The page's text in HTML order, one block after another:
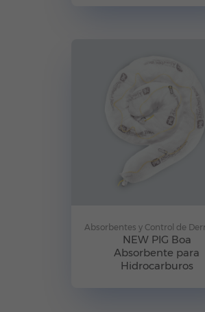
Absorbentes y Control de
NEW PIG Boa
Absorbente para
Hidrocarburos